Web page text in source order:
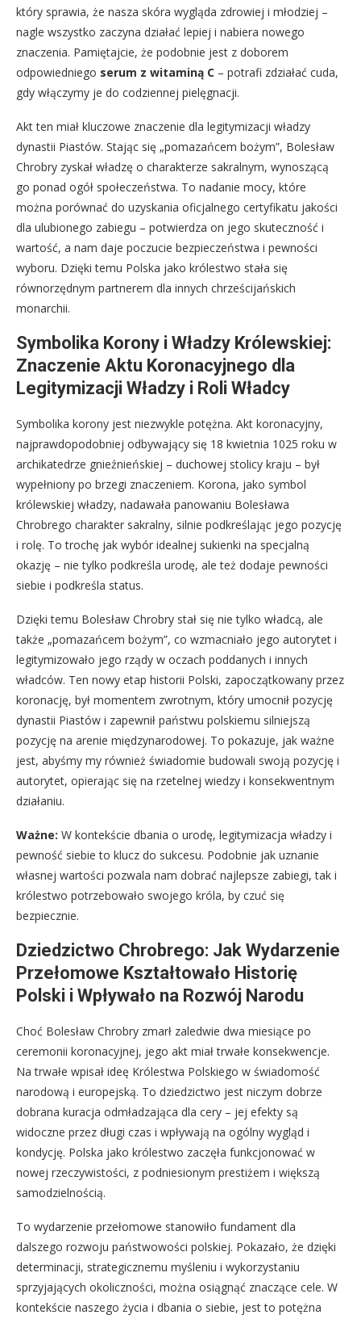
który sprawia, że nasza skóra wygląda zdrowiej i młodziej –
nagle wszystko zaczyna działać lepiej i nabiera nowego
znaczenia. Pamiętajcie, że podobnie jest z doborem
odpowiedniego serum z witaminą C – potrafi zdziałać cuda,
gdy włączymy je do codziennej pielęgnacji.
Akt ten miał kluczowe znaczenie dla legitymizacji władzy
dynastii Piastów. Stając się „pomazańcem bożym”, Bolesław
Chrobry zyskał władzę o charakterze sakralnym, wynoszącą
go ponad ogół społeczeństwa. To nadanie mocy, które
można porównać do uzyskania oficjalnego certyfikatu jakości
dla ulubionego zabiegu – potwierdza on jego skuteczność i
wartość, a nam daje poczucie bezpieczeństwa i pewności
wyboru. Dzięki temu Polska jako królestwo stała się
równorzędnym partnerem dla innych chrześcijańskich
monarchii.
Symbolika Korony i Władzy Królewskiej:
Znaczenie Aktu Koronacyjnego dla
Legitymizacji Władzy i Roli Władcy
Symbolika korony jest niezwykle potężna. Akt koronacyjny,
najprawdopodobniej odbywający się 18 kwietnia 1025 roku w
archikatedrze gnieźnieńskiej – duchowej stolicy kraju – był
wypełniony po brzegi znaczeniem. Korona, jako symbol
królewskiej władzy, nadawała panowaniu Bolesława
Chrobrego charakter sakralny, silnie podkreślając jego pozycję
i rolę. To trochę jak wybór idealnej sukienki na specjalną
okazję – nie tylko podkreśla urodę, ale też dodaje pewności
siebie i podkreśla status.
Dzięki temu Bolesław Chrobry stał się nie tylko władcą, ale
także „pomazańcem bożym”, co wzmacniało jego autorytet i
legitymizowało jego rządy w oczach poddanych i innych
władców. Ten nowy etap historii Polski, zapoczątkowany przez
koronację, był momentem zwrotnym, który umocnił pozycję
dynastii Piastów i zapewnił państwu polskiemu silniejszą
pozycję na arenie międzynarodowej. To pokazuje, jak ważne
jest, abyśmy my również świadomie budowali swoją pozycję i
autorytet, opierając się na rzetelnej wiedzy i konsekwentnym
działaniu.
Ważne: W kontekście dbania o urodę, legitymizacja władzy i
pewność siebie to klucz do sukcesu. Podobnie jak uznanie
własnej wartości pozwala nam dobrać najlepsze zabiegi, tak i
królestwo potrzebowało swojego króla, by czuć się
bezpiecznie.
Dziedzictwo Chrobrego: Jak Wydarzenie
Przełomowe Kształtowało Historię
Polski i Wpływało na Rozwój Narodu
Choć Bolesław Chrobry zmarł zaledwie dwa miesiące po
ceremonii koronacyjnej, jego akt miał trwałe konsekwencje.
Na trwałe wpisał ideę Królestwa Polskiego w świadomość
narodową i europejską. To dziedzictwo jest niczym dobrze
dobrana kuracja odmładzająca dla cery – jej efekty są
widoczne przez długi czas i wpływają na ogólny wygląd i
kondycję. Polska jako królestwo zaczęła funkcjonować w
nowej rzeczywistości, z podniesionym prestiżem i większą
samodzielnością.
To wydarzenie przełomowe stanowiło fundament dla
dalszego rozwoju państwowości polskiej. Pokazało, że dzięki
determinacji, strategicznemu myśleniu i wykorzystaniu
sprzyjających okoliczności, można osiągnąć znaczące cele. W
kontekście naszego życia i dbania o siebie, jest to potężna